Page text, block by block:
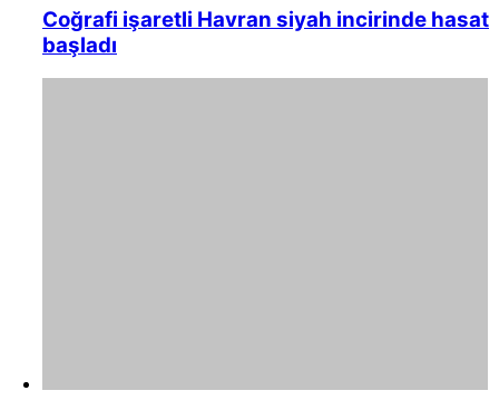
Coğrafi işaretli Havran siyah incirinde hasat
başladı